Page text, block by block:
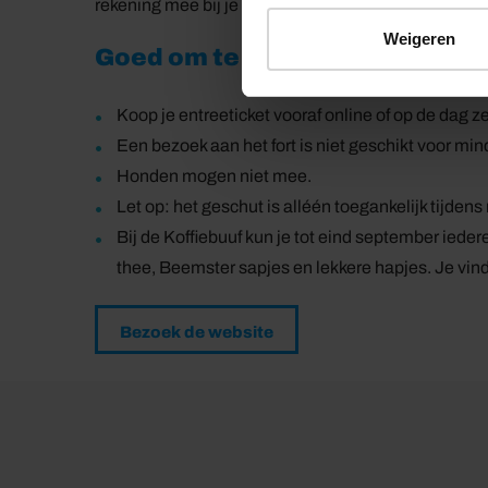
Weigeren
rekening mee bij je bezoek.
Goed om te weten
Koop je entreeticket vooraf online of op de dag
Een bezoek aan het fort is niet geschikt voor
Honden mogen niet mee.
Let op: het geschut is alléén toegankelijk
Bij de Koffiebuuf kun je tot eind september
thee, Beemster sapjes en lekkere hapjes. Je
Bezoek de website